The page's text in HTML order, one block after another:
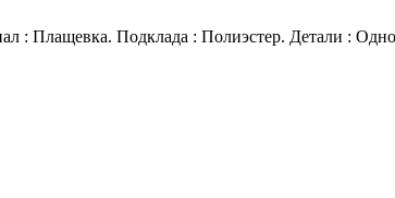
: Плащевка. Подклада : Полиэстер. Детали :